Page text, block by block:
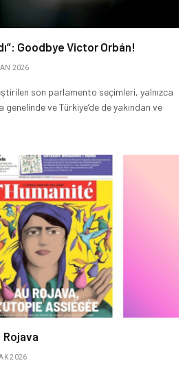
Goodbye Victor Orbán!
2026
son parlamento seçimleri, yalnızca
ve Türkiye’de de yakından ve
Rojava
2026